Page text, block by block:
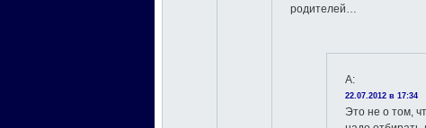
родителей…
A:
22.07.2012 в 17:34
Это не о том,